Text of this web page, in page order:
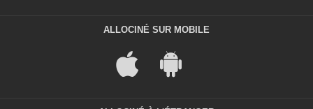
ALLOCINÉ SUR MOBILE